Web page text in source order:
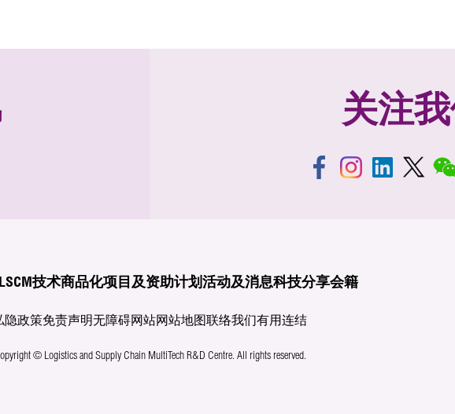
关注
技术商品化项目及资助计划活动及消息科技分享会籍
隐政策免责声明无障碍网站网站地图联络我们有用连结
© Logistics and Supply Chain MultiTech R&D Centre. All rights reserved.